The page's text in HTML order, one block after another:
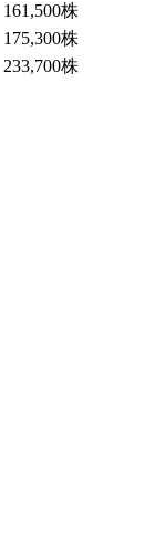
161,500株
175,300株
233,700株